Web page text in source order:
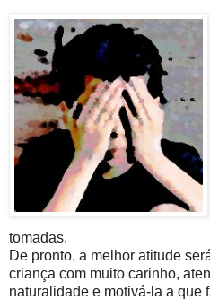
tomadas.
De pronto, a melhor atitude
criança com muito carinho,
naturalidade e motivá-la a que